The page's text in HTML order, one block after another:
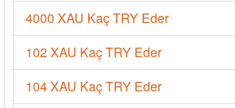
4000 XAU Kaç TRY Eder
102 XAU Kaç TRY Eder
104 XAU Kaç TRY Eder